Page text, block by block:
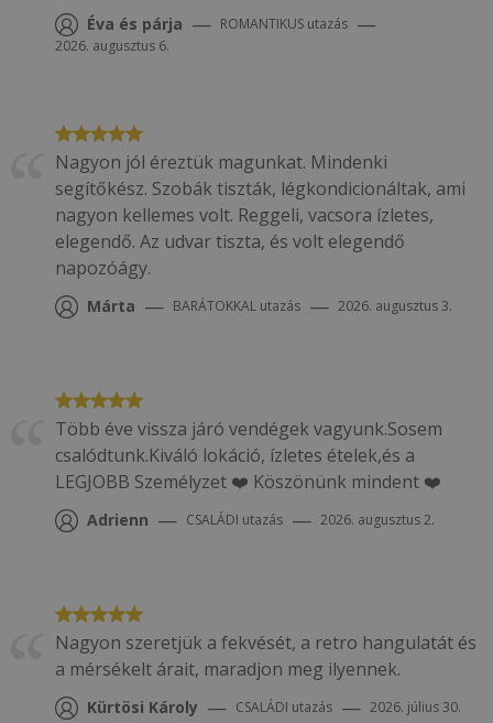
Éva és párja — ROMANTIKUS utazás —
2026. augusztus 6.
Nagyon jól éreztük magunkat. Mindenki
segítőkész. Szobák tiszták, légkondicionáltak, ami
nagyon kellemes volt. Reggeli, vacsora ízletes,
elegendő. Az udvar tiszta, és volt elegendő
napozóágy.
Márta — BARÁTOKKAL utazás — 2026. augusztus 3.
Több éve vissza járó vendégek vagyunk.Sosem
csalódtunk.Kiváló lokáció, ízletes ételek,és a
LEGJOBB Személyzet ❤️ Köszönünk mindent ❤️
Adrienn — CSALÁDI utazás — 2026. augusztus 2.
Nagyon szeretjük a fekvését, a retro hangulatát és
a mérsékelt árait, maradjon meg ilyennek.
Kürtösi Károly — CSALÁDI utazás — 2026. július 30.